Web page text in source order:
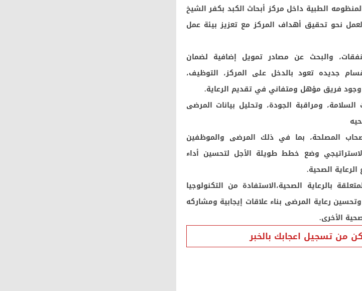
الطبية داخل مركز أبحاث الكبد بكفر الشيخ
نحو تحقيق أهداف المركز مع تعزيز بيئة عمل
والبحث عن مصادر تمويل إضافية لضمان
جديده تعود بالدخل على المركز، التوظيف،
فريق مؤهل ومتفاني في تقديم الرعاية.
ومراقبة الجودة، وتحليل بيانات المرضى
المصلحة، بما في ذلك المرضى والموظفين
وضع خطط طويلة الأجل لتحسين أداء
الصحية.
بالرعاية الصحية،الاستفادة من التكنولوجيا
رعاية المرضى بناء علاقات إيجابية ومشاركه
الأخرى.
من تسجيل اعجابك بالخبر